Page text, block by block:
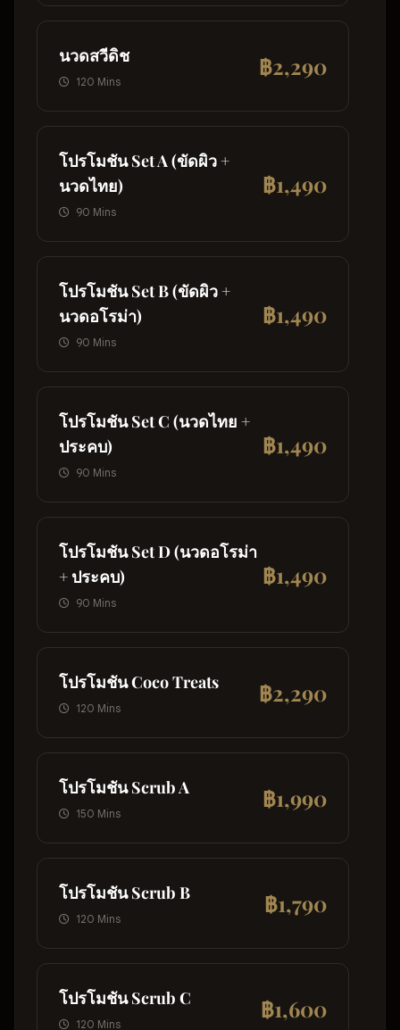
นวดสวีดิช
120 Mins
฿2,290
โปรโมชัน Set A (ขัดผิว +
นวดไทย)
90 Mins
฿1,490
โปรโมชัน Set B (ขัดผิว +
นวดอโรม่า)
90 Mins
฿1,490
โปรโมชัน Set C (นวดไทย +
ประคบ)
90 Mins
฿1,490
โปรโมชัน Set D (นวดอโรม่า
+ ประคบ)
90 Mins
฿1,490
โปรโมชัน Coco Treats
120 Mins
฿2,290
โปรโมชัน Scrub A
150 Mins
฿1,990
โปรโมชัน Scrub B
120 Mins
฿1,790
โปรโมชัน Scrub C
120 Mins
฿1,600